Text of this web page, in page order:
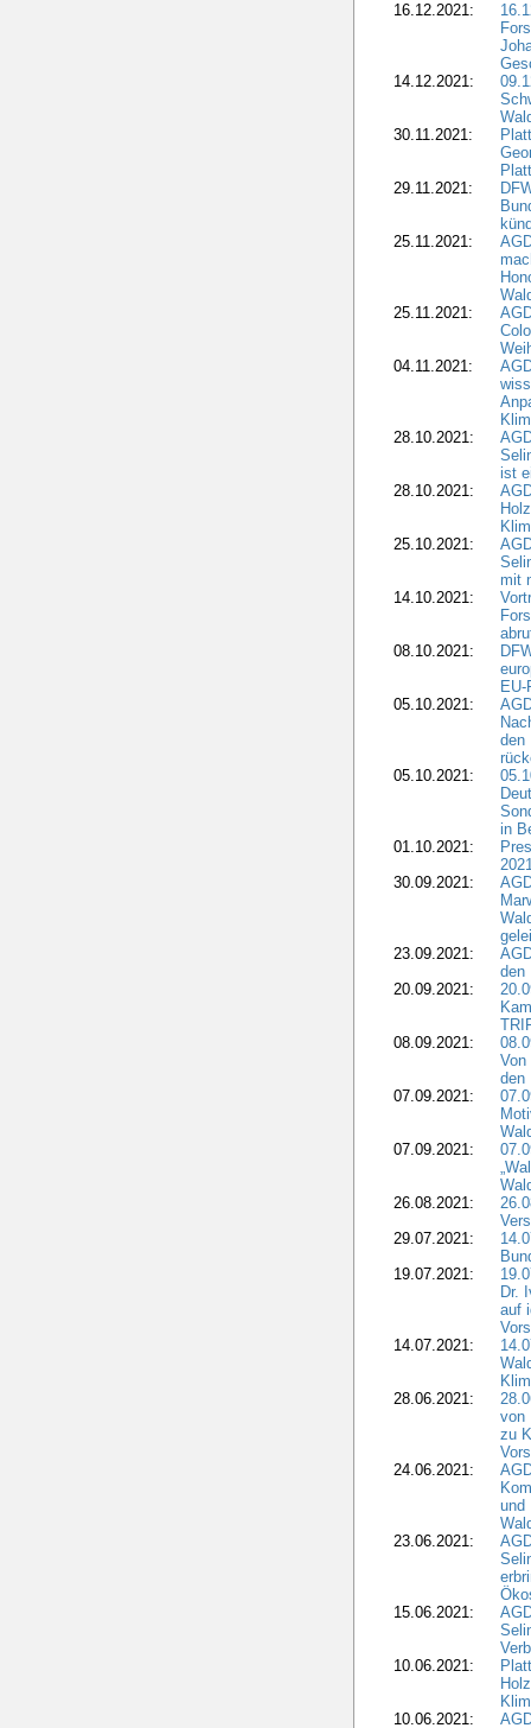
16.12.2021:
14.12.2021:
30.11.2021:
29.11.2021:
25.11.2021:
25.11.2021:
04.11.2021:
28.10.2021:
ist
28.10.2021:
25.10.2021:
mit
14.10.2021:
08.10.2021:
05.10.2021:
den
05.10.2021:
in
01.10.2021:
30.09.2021:
23.09.2021:
den
20.09.2021:
08.09.2021:
den
07.09.2021:
07.09.2021:
26.08.2021:
29.07.2021:
19.07.2021:
Dr.
auf
14.07.2021:
28.06.2021:
von
zu
24.06.2021:
und
23.06.2021:
15.06.2021:
10.06.2021:
10.06.2021: